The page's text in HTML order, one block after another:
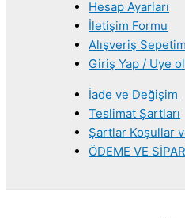
Hesap Ayarları
İletişim Formu
Alışveriş Sepetim
Giriş Yap / Uye ol
İade ve Değişim
Teslimat Şartları
Şartlar Koşullar
ÖDEME VE